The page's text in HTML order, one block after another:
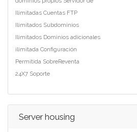
Ilimitadas Cuentas FTP
Ilimitados Subdominios
Ilimitados Dominios adicionales
ilimitada Configuración
Permitida SobreReventa
24X7 Soporte
Server housing